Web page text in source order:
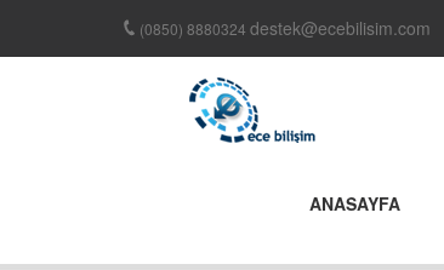
(0850) 8880324 destek@ecebilisim.com
ANASAYFA